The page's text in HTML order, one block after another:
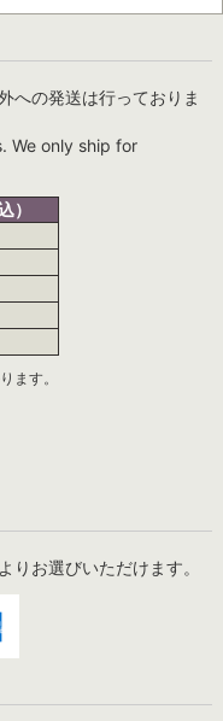
への発送は行っておりま
We only ship for
）
ます。
りお選びいただけます。